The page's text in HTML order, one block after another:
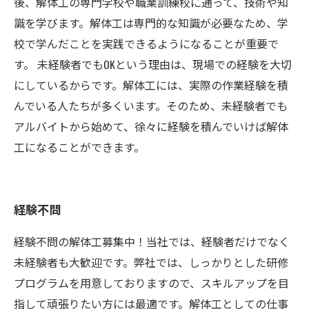
識を学びます。解体工は専門的な知識が必要なため、学
校で学んだことを実践できるようになることが重要で
す。 未経験者でもOKという理由は、現場での経験を大切
にしているからです。解体工には、実際の作業経験を積
んでいる人たちが多くいます。そのため、未経験者でも
アルバイトから始めて、徐々に経験を積んでいけば解体
工になることができます。
経験不問
経験不問の解体工募集中！当社では、経験者だけでなく
未経験者も大歓迎です。弊社では、しっかりとした研修
プログラムを用意しておりますので、スキルアップを目
指して頑張りたい方には最適です。解体工としての仕事